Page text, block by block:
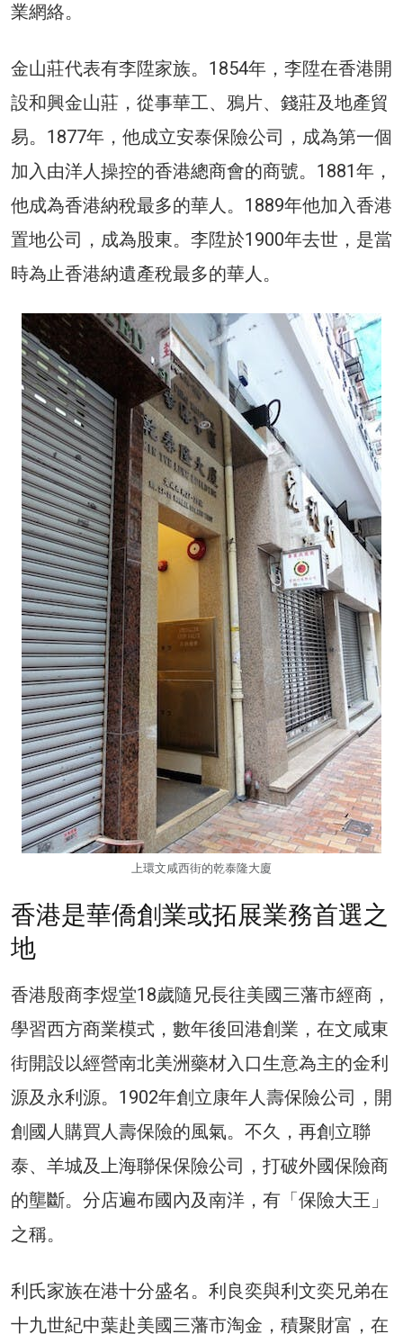
業網絡。
金山莊代表有李陞家族。1854年，李陞在香港開
設和興金山莊，從事華工、鴉片、錢莊及地產貿
易。1877年，他成立安泰保險公司，成為第一個
加入由洋人操控的香港總商會的商號。1881年，
他成為香港納稅最多的華人。1889年他加入香港
置地公司，成為股東。李陞於1900年去世，是當
時為止香港納遺產稅最多的華人。
上環文咸西街的乾泰隆大廈
香港是華僑創業或拓展業務首選之
地
香港殷商李煜堂18歲隨兄長往美國三藩市經商，
學習西方商業模式，數年後回港創業，在文咸東
街開設以經營南北美洲藥材入口生意為主的金利
源及永利源。1902年創立康年人壽保險公司，開
創國人購買人壽保險的風氣。不久，再創立聯
泰、羊城及上海聯保保險公司，打破外國保險商
的壟斷。分店遍布國內及南洋，有「保險大王」
之稱。
利氏家族在港十分盛名。利良奕與利文奕兄弟在
十九世紀中葉赴美國三藩市淘金，積聚財富，在